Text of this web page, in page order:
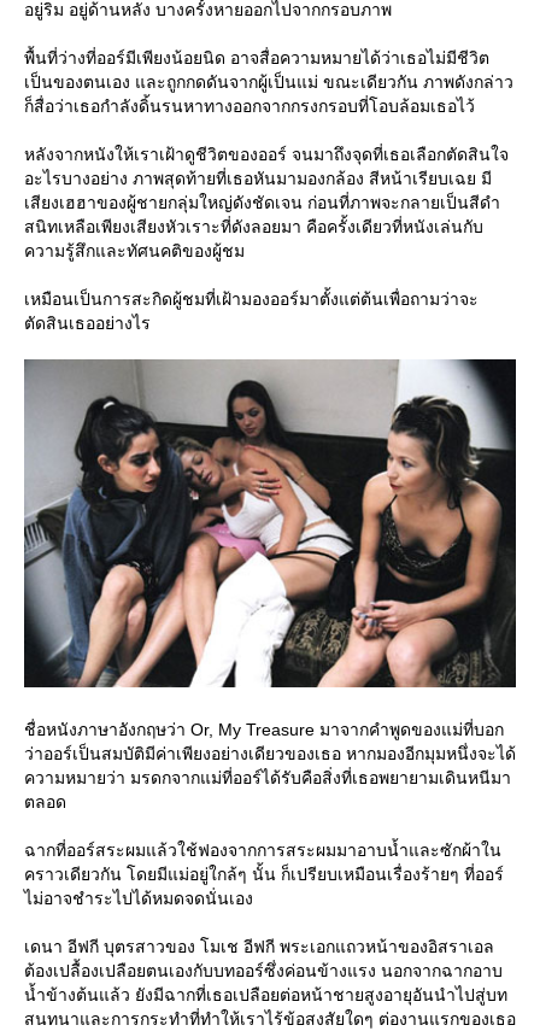
อยู่ริม อยู่ด้านหลัง บางครั้งหายออกไปจากกรอบภาพ
พื้นที่ว่างที่ออร์มีเพียงน้อยนิด อาจสื่อความหมายได้ว่าเธอไม่มีชีวิต
เป็นของตนเอง และถูกกดดันจากผู้เป็นแม่ ขณะเดียวกัน ภาพดังกล่าว
ก็สื่อว่าเธอกำลังดิ้นรนหาทางออกจากกรงกรอบที่โอบล้อมเธอไว้
หลังจากหนังให้เราเฝ้าดูชีวิตของออร์ จนมาถึงจุดที่เธอเลือกตัดสินใจ
อะไรบางอย่าง ภาพสุดท้ายที่เธอหันมามองกล้อง สีหน้าเรียบเฉย มี
เสียงเฮฮาของผู้ชายกลุ่มใหญ่ดังชัดเจน ก่อนที่ภาพจะกลายเป็นสีดำ
สนิทเหลือเพียงเสียงหัวเราะที่ดังลอยมา คือครั้งเดียวที่หนังเล่นกับ
ความรู้สึกและทัศนคติของผู้ชม
เหมือนเป็นการสะกิดผู้ชมที่เฝ้ามองออร์มาตั้งแต่ต้นเพื่อถามว่าจะ
ตัดสินเธออย่างไร
ชื่อหนังภาษาอังกฤษว่า Or, My Treasure มาจากคำพูดของแม่ที่บอก
ว่าออร์เป็นสมบัติมีค่าเพียงอย่างเดียวของเธอ หากมองอีกมุมหนึ่งจะได้
ความหมายว่า มรดกจากแม่ที่ออร์ได้รับคือสิ่งที่เธอพยายามเดินหนีมา
ตลอด
ฉากที่ออร์สระผมแล้วใช้ฟองจากการสระผมมาอาบน้ำและซักผ้าใน
คราวเดียวกัน โดยมีแม่อยู่ใกล้ๆ นั้น ก็เปรียบเหมือนเรื่องร้ายๆ ที่ออร์
ไม่อาจชำระไปได้หมดจดนั่นเอง
เดนา อีฟกี บุตรสาวของ โมเช อีฟกี พระเอกแถวหน้าของอิสราเอล
ต้องเปลื้องเปลือยตนเองกับบทออร์ซึ่งค่อนข้างแรง นอกจากฉากอาบ
น้ำข้างต้นแล้ว ยังมีฉากที่เธอเปลือยต่อหน้าชายสูงอายุอันนำไปสู่บท
สนทนาและการกระทำที่ทำให้เราไร้ข้อสงสัยใดๆ ต่องานแรกของเธอ